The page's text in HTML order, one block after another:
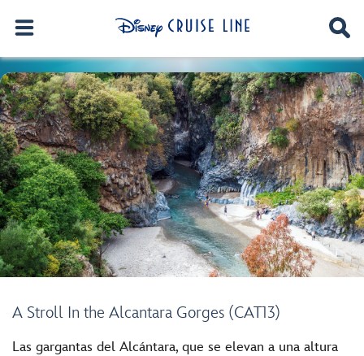
A Stroll In the Alcantara Gorges (CAT13)
Las gargantas del Alcántara, que se elevan a una altura